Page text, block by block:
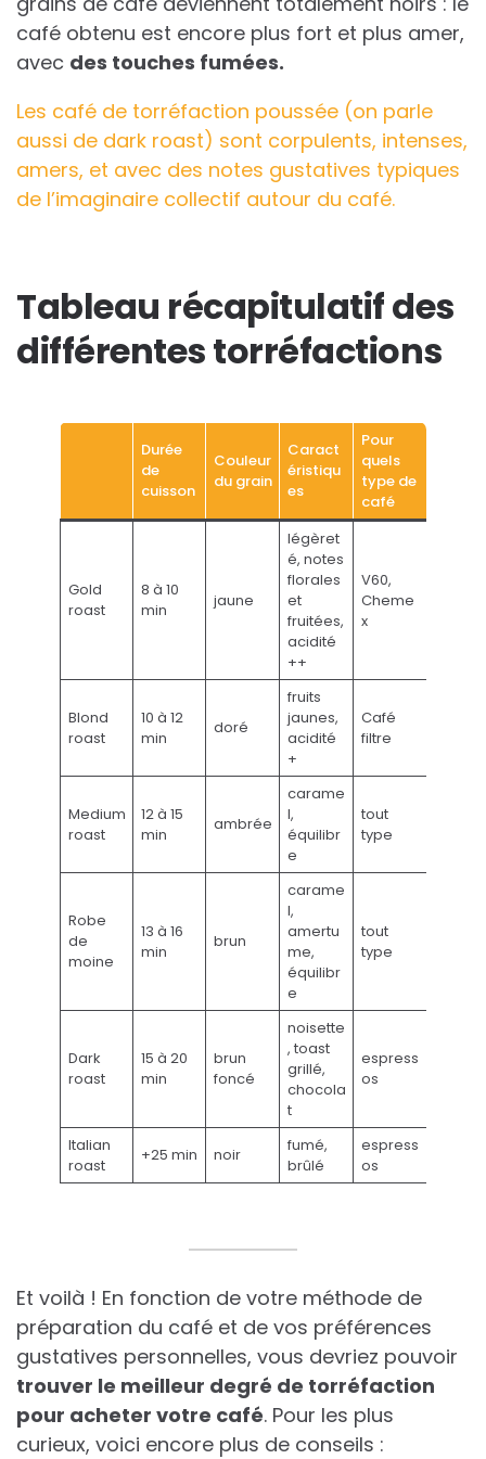
café obtenu est encore plus fort et plus amer,
avec des touches fumées.
Les café de torréfaction poussée (on parle
aussi de dark roast) sont corpulents, intenses,
amers, et avec des notes gustatives typiques
de l’imaginaire collectif autour du café.
Tableau récapitulatif des
différentes torréfactions
Durée
de
cuisson
Couleur
du grain
Caract
éristiqu
es
Pour
quels
type de
café
Gold
roast
8 à 10
min
jaune
légèret
é, notes
florales
et
fruitées,
acidité
++
V60,
Cheme
x
Blond
roast
10 à 12
min
doré
fruits
jaunes,
acidité
+
Café
filtre
Medium
roast
12 à 15
min
ambrée
carame
l,
équilibr
e
tout
type
Robe
de
moine
13 à 16
min
brun
carame
l,
amertu
me,
équilibr
e
tout
type
Dark
roast
15 à 20
min
brun
foncé
noisette
, toast
grillé,
chocola
t
espress
os
Italian
roast
+25 min noir
fumé,
brûlé
espress
os
Et voilà ! En fonction de votre méthode de
préparation du café et de vos préférences
gustatives personnelles, vous devriez pouvoir
trouver le meilleur degré de torréfaction
pour acheter votre café. Pour les plus
curieux, voici encore plus de conseils :